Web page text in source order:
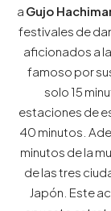
a Gujo
festivales de
aficionados a
famoso por
solo 15
estaciones de
40 minutos.
minutos de la
de las tres
Japón. Este